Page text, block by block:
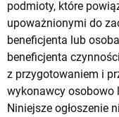
podmioty, które
upoważnionymi do
beneficjenta lub
beneficjenta
z przygotowaniem i
wykonawcy osobowo
Niniejsze ogłoszenie